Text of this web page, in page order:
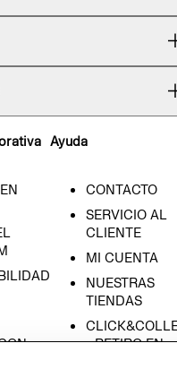
Ayuda
CONTACTO
SERVICIO AL
CLIENTE
MI CUENTA
NUESTRAS
TIENDAS
- RETIRO EN